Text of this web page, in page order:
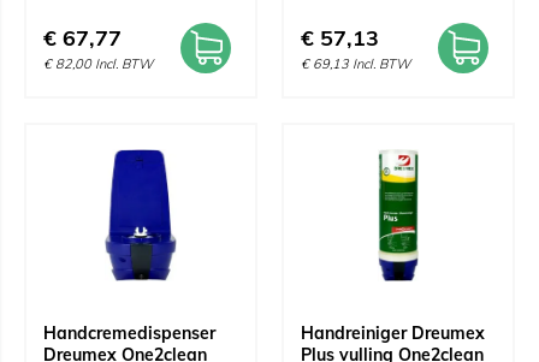
€ 67,77
€ 82,00 Incl. BTW
€ 57,13
€ 69,13 Incl. BTW
Handcremedispenser
Dreumex One2clean
Handreiniger Dreumex
Plus vulling One2clean